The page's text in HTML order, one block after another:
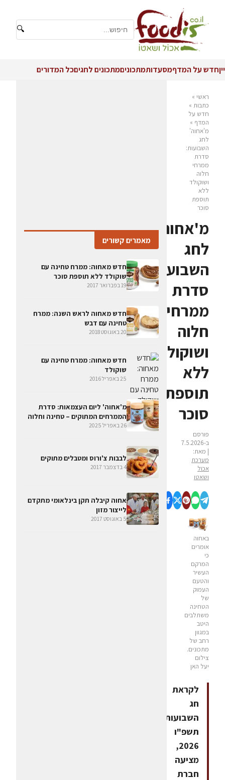
🔍
ייןחדש על המדףמסעדותמתכוניםמתכונים לחגיםכל המדורים
ראשי »
כתבות »
חדש על
המדף »
מ'אחוה'
לחג
השבועות:
סדרת
ממרחי
חלוה
ושוקולד
ללא
תוספת
סוכר
מ'אחוה'
לחג
השבועות:
סדרת
ממרחי
חלוה
ושוקולד
ללא
תוספת
סוכר
פורסם
ב-7.5.2026
| מאת:
מערכת
אכול
ושאטו
באחוה
אומרים
כי
המרקם
העשיר
והטעם
העמוק
של
הטחינה
משתלבים
היטב
במגוון
רחב של
מתכונים.
צילום
יעל האן
לקראת
חג
השבועות
תשפ"ו
2026,
מציעה
חברת
מאמרים קשורים
חדש מאחוה: ממרח טחינה עם
שוקולד ללא תוספת סוכר
19 בפברואר 2017
חדש מאחוה לראש השנה: ממרח
טחינה עם דבש
20 באוגוסט 2018
חדש מאחוה: ממרח טחינה עם
שוקולד
25 באפריל 2016
מ'אחוה' ליום העצמאות: סדרת
הממרחים המתוקים – טחינה וחלוה
26 באפריל 2025
לבבות צ'ורוס ומטבלים מתוקים
4 בדצמבר 2017
אחוה קיבלה תקן בינלאומי מתקדם
לייצור מזון
5 באוגוסט 2017